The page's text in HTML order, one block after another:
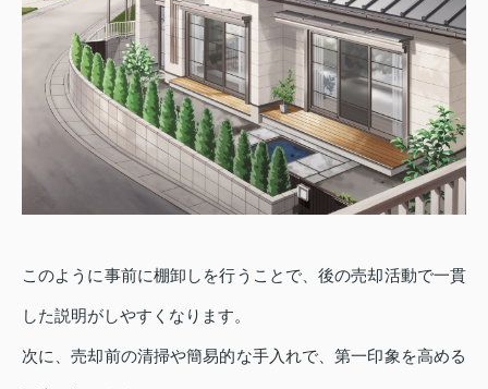
このように事前に棚卸しを行うことで、後の売却活動で一貫
した説明がしやすくなります。
次に、売却前の清掃や簡易的な手入れで、第一印象を高める